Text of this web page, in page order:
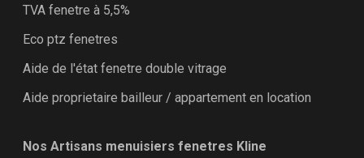
TVA fenetre à 5,5%
Eco ptz fenetres
Aide de l'état fenetre double vitrage
Aide proprietaire bailleur / appartement en location
Nos Artisans menuisiers fenetres Kline